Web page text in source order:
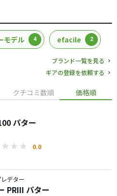
モデル 4 efacile 2
ブランド一覧を見る
ギアの登録を依頼する
クチコミ数順 価格順
パター
0.0
デター
PRIII パター